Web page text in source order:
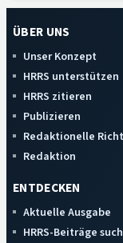
ÜBER UNS
Unser Konzept
HRRS unterstützen
HRRS zitieren
Publizieren
Redaktionelle
Redaktion
ENTDECKEN
Aktuelle Ausgabe
HRRS-Beiträge